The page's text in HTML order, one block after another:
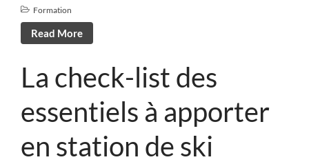
Formation
Read More
La check-list des
essentiels à apporter
en station de ski